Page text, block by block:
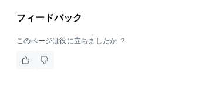
フィードバック
このページは役に立ちましたか ？